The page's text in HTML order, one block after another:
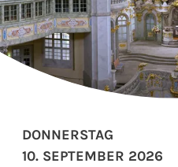
DONNERSTAG
10. SEPTEMBER 2026